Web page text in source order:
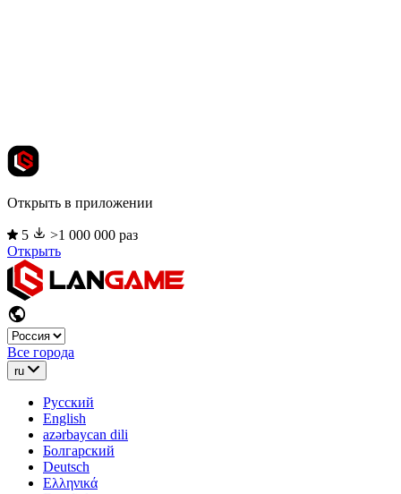
Открыть в приложении
5
>1 000 000 раз
Открыть
Все города
ru
Русский
English
azərbaycan dili
Болгарский
Deutsch
Ελληνικά